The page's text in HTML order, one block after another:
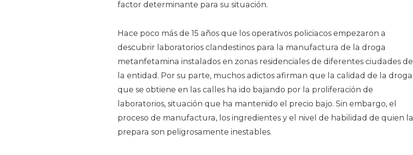
factor determinante para su situación.
Hace poco más de 15 años que los operativos policiacos empezaron a
descubrir laboratorios clandestinos para la manufactura de la droga
metanfetamina instalados en zonas residenciales de diferentes ciudades de
la entidad. Por su parte, muchos adictos afirman que la calidad de la droga
que se obtiene en las calles ha ido bajando por la proliferación de
laboratorios, situación que ha mantenido el precio bajo. Sin embargo, el
proceso de manufactura, los ingredientes y el nivel de habilidad de quien la
prepara son peligrosamente inestables.